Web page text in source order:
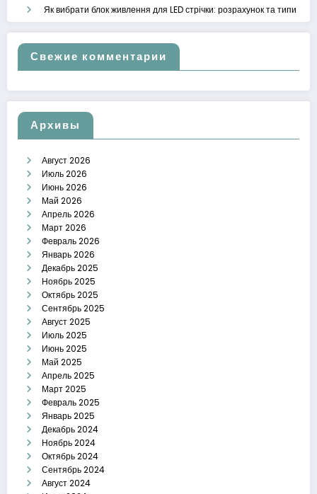
Як вибрати блок живлення для LED стрічки: розрахунок та типи
Свежие комментарии
Архивы
Август 2026
Июль 2026
Июнь 2026
Май 2026
Апрель 2026
Март 2026
Февраль 2026
Январь 2026
Декабрь 2025
Ноябрь 2025
Октябрь 2025
Сентябрь 2025
Август 2025
Июль 2025
Июнь 2025
Май 2025
Апрель 2025
Март 2025
Февраль 2025
Январь 2025
Декабрь 2024
Ноябрь 2024
Октябрь 2024
Сентябрь 2024
Август 2024